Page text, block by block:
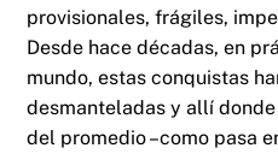
provisionales, frágiles,
Desde hace décadas, en
mundo, estas conquistas
desmanteladas y allí
del promedio –como pasa